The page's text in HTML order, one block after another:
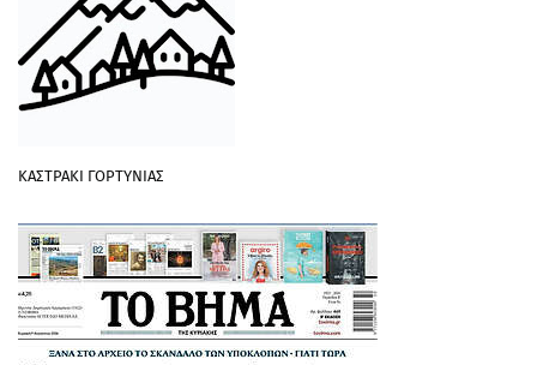
ΚΑΣΤΡΑΚΙ ΓΟΡΤΥΝΙΑΣ